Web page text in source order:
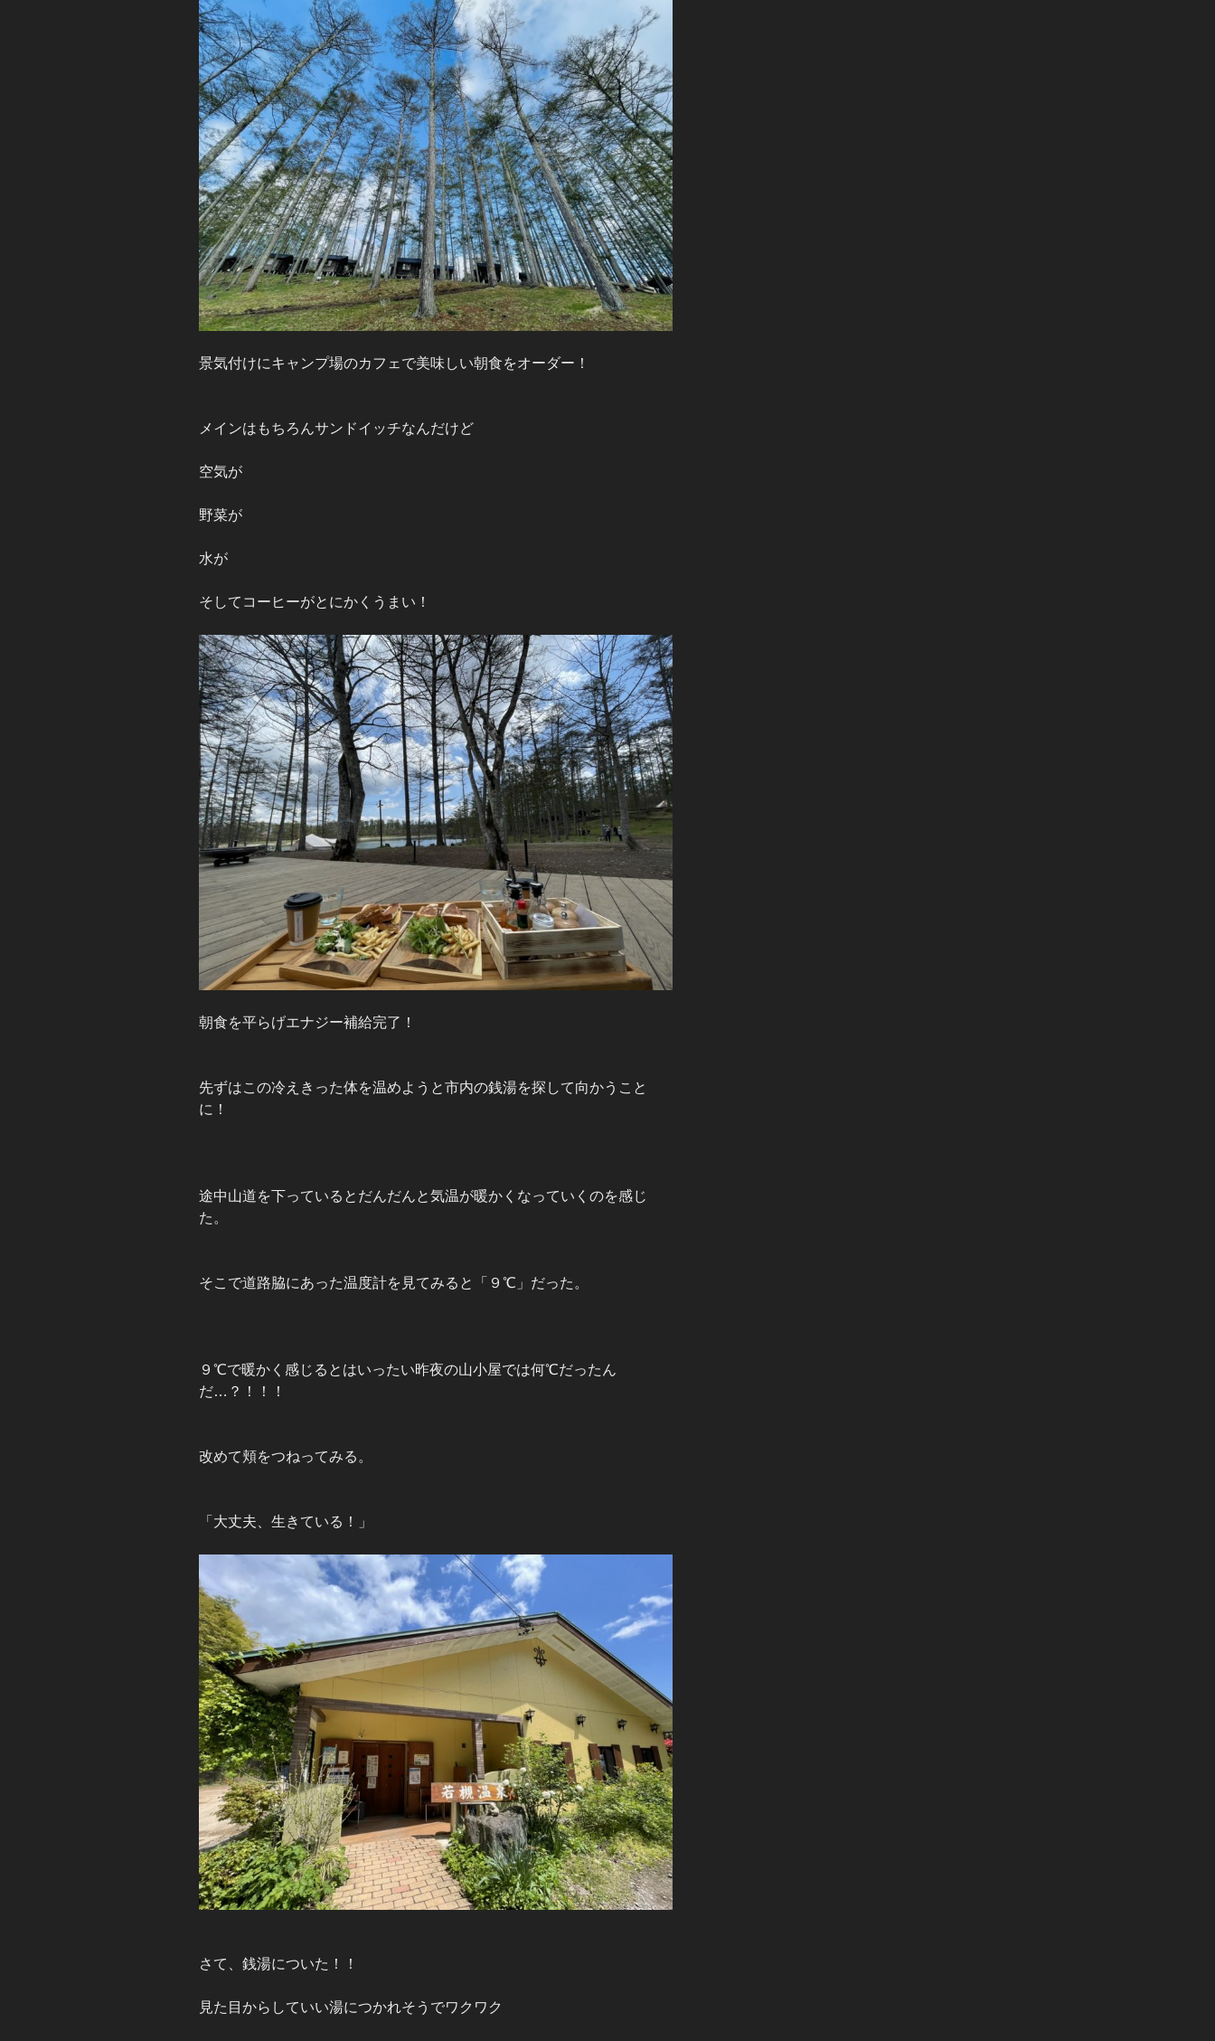
景気付けにキャンプ場のカフェで美味しい朝食をオーダー！
メインはもちろんサンドイッチなんだけど
空気が
野菜が
水が
そしてコーヒーがとにかくうまい！
朝食を平らげエナジー補給完了！
先ずはこの冷えきった体を温めようと市内の銭湯を探して向かうこと
に！
途中山道を下っているとだんだんと気温が暖かくなっていくのを感じ
た。
そこで道路脇にあった温度計を見てみると「９℃」だった。
９℃で暖かく感じるとはいったい昨夜の山小屋では何℃だったん
だ…？！！！
改めて頬をつねってみる。
「大丈夫、生きている！」
さて、銭湯についた！！
見た目からしていい湯につかれそうでワクワク